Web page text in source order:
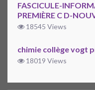
FASCICULE-
PREMIÈRE C D-
18545 Views
chimie collège vogt
18019 Views